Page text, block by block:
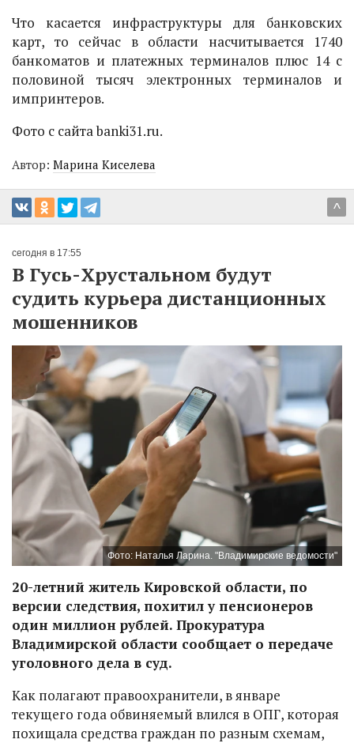
Что касается инфраструктуры для банковских
карт, то сейчас в области насчитывается 1740
банкоматов и платежных терминалов плюс 14 с
половиной тысяч электронных терминалов и
импринтеров.
Фото с сайтаbanki31.ru.
Автор: Марина Киселева
^
сегодня в 17:55
В Гусь-Хрустальном будут
судить курьера дистанционных
мошенников
Фото: Наталья Ларина. "Владимирские ведомости"
20-летний житель Кировской области, по
версии следствия, похитил у пенсионеров
один миллион рублей. Прокуратура
Владимирской области сообщает о передаче
уголовного дела в суд.
Как полагают правоохранители, в январе
текущего года обвиняемый влился в ОПГ, которая
похищала средства граждан по разным схемам,